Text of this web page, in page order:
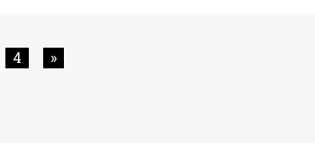
che si era concluso con una nota nettamente
drammatica con la morte di Khalil e con il villain Tobias
4 »